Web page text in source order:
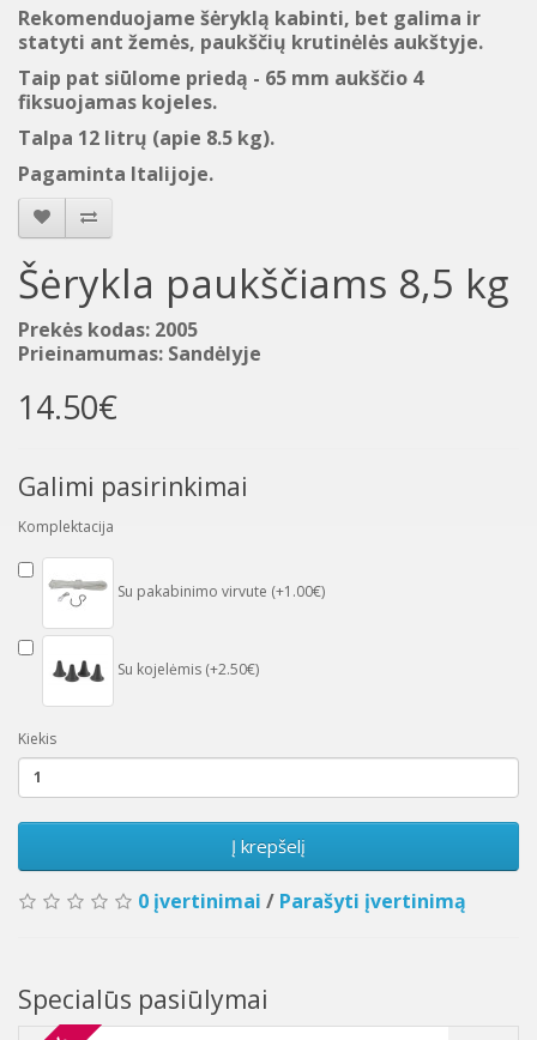
Rekomenduojame šėryklą kabinti, bet galima ir
statyti ant žemės, paukščių krutinėlės aukštyje.
Taip pat siūlome priedą - 65 mm aukščio 4
fiksuojamas kojeles.
Talpa 12 litrų (apie 8.5 kg).
Pagaminta Italijoje.
Šėrykla paukščiams 8,5 kg
Prekės kodas: 2005
Prieinamumas: Sandėlyje
14.50€
Galimi pasirinkimai
Komplektacija
Su pakabinimo virvute (+1.00€)
Su kojelėmis (+2.50€)
Kiekis
Į krepšelį
0 įvertinimai / Parašyti įvertinimą
Specialūs pasiūlymai